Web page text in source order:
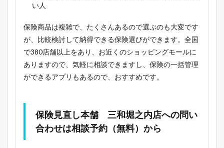
い人
保険商品は複雑で、たくさんあるので選ぶのも大変です
が、比較検討して納得できる保険選びができます。全国
で380店舗以上をあり、お近くのショッピングモールに
ありますので、気軽に相談できますし、保険の一括管理
ができるアプリもあるので、おすすめです。
保険見直し本舗 三和堀之内店への問い
合わせは相談予約（無料）から